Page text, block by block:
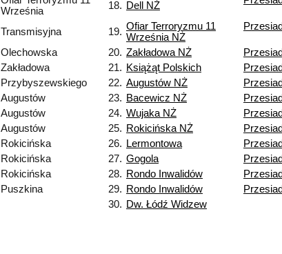
Września
18. Dell NŻ
Transmisyjna 19. Ofiar Terroryzmu 11
Września NŻ
Olechowska 20. Zakładowa NŻ
Zakładowa
21. Książąt Polskich
Przybyszewskiego
22. Augustów NŻ
Augustów
23. Bacewicz NŻ
Augustów
24. Wujaka NŻ
Augustów
25. Rokicińska NŻ
Rokicińska
26. Lermontowa
Rokicińska
27. Gogola
Rokicińska
28. Rondo Inwalidów
Puszkina
29. Rondo Inwalidów
30. Dw. Łódź Widzew